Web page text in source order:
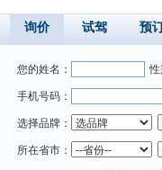
询价 试驾 预
您的姓名： 性
手机号码：
选择品牌：
所在省市：